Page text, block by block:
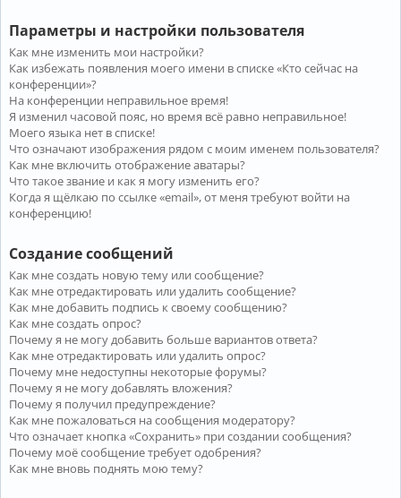
Параметры и настройки пользователя
Как мне изменить мои настройки?
Как избежать появления моего имени в списке «Кто сейчас на
конференции»?
На конференции неправильное время!
Я изменил часовой пояс, но время всё равно неправильное!
Моего языка нет в списке!
Что означают изображения рядом с моим именем пользователя?
Как мне включить отображение аватары?
Что такое звание и как я могу изменить его?
Когда я щёлкаю по ссылке «email», от меня требуют войти на
конференцию!
Создание сообщений
Как мне создать новую тему или сообщение?
Как мне отредактировать или удалить сообщение?
Как мне добавить подпись к своему сообщению?
Как мне создать опрос?
Почему я не могу добавить больше вариантов ответа?
Как мне отредактировать или удалить опрос?
Почему мне недоступны некоторые форумы?
Почему я не могу добавлять вложения?
Почему я получил предупреждение?
Как мне пожаловаться на сообщения модератору?
Что означает кнопка «Сохранить» при создании сообщения?
Почему моё сообщение требует одобрения?
Как мне вновь поднять мою тему?